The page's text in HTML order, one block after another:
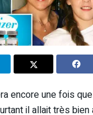
encore une fois que
il allait très bien